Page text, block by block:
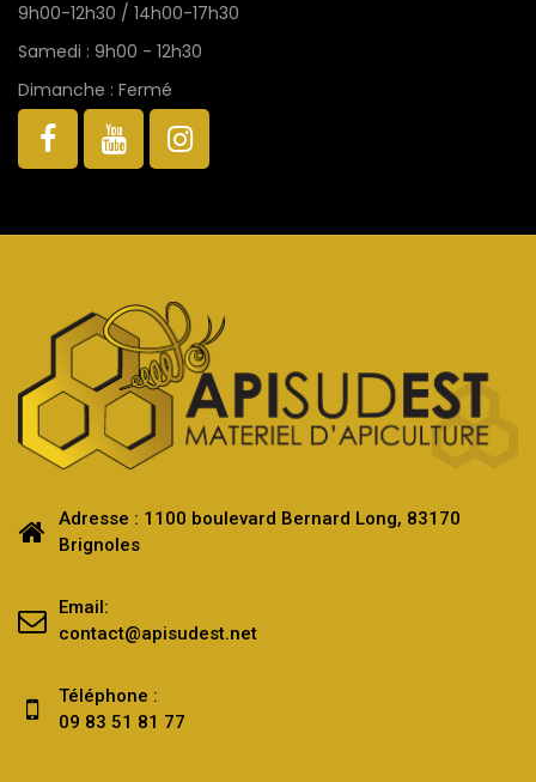
9h00-12h30 / 14h00-17h30
Samedi : 9h00 - 12h30
Dimanche : Fermé
Adresse : 1100 boulevard Bernard Long, 83170
Brignoles
Email:
contact@apisudest.net
Téléphone :
09 83 51 81 77